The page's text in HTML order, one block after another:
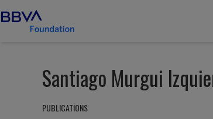
Santiago Murgui
PUBLICATIONS